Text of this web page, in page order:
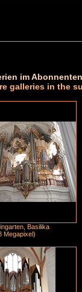
im
galleries in the
Basilika
Megapixel)